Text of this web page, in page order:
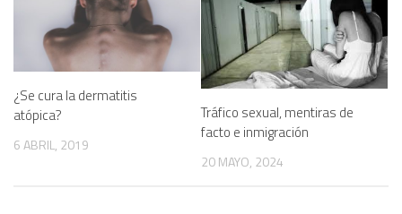
¿Se cura la dermatitis
atópica?
6 ABRIL, 2019
Tráfico sexual, mentiras de
facto e inmigración
20 MAYO, 2024